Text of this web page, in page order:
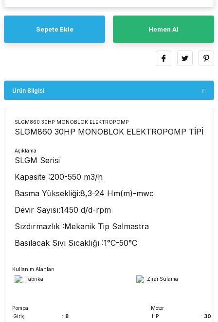
Sepete Ekle Hemen Al
Ürün Bilgisi
SLGM860 30HP MONOBLOK ELEKTROPOMP
SLGM860 30HP MONOBLOK ELEKTROPOMP TİPİ
Açıklama
SLGM Serisi
Kapasite :200-550 m3/h
Basma Yüksekliği:8,3-24 Hm(m)-mwc
Devir Sayısı:1450 d/d-rpm
Sızdırmazlık :Mekanik Tip Salmastra
Basılacak Sıvı Sıcaklığı :1°C-50°C
Kullanım Alanları
Fabrika
Zirai Sulama
Pompa
Giriş
: 8
Motor
HP
: 30